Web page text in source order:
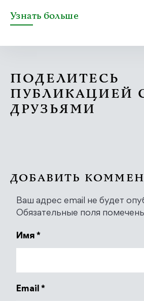
Узнать больше
ПОДЕЛИТЕСЬ
ПУБЛИКАЦИЕЙ
ДРУЗЬЯМИ
ДОБАВИТЬ
Ваш адрес email не будет
Обязательные поля
Имя *
Email *